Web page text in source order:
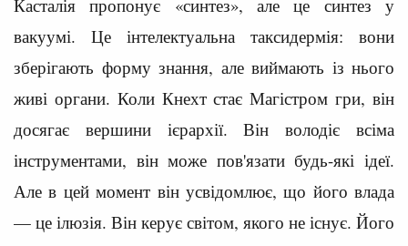
Касталія пропонує «синтез», але це синтез у
вакуумі. Це інтелектуальна таксидермія: вони
зберігають форму знання, але виймають із нього
живі органи. Коли Кнехт стає Магістром гри, він
досягає вершини ієрархії. Він володіє всіма
інструментами, він може пов'язати будь-які ідеї.
Але в цей момент він усвідомлює, що його влада
— це ілюзія. Він керує світом, якого не існує. Його